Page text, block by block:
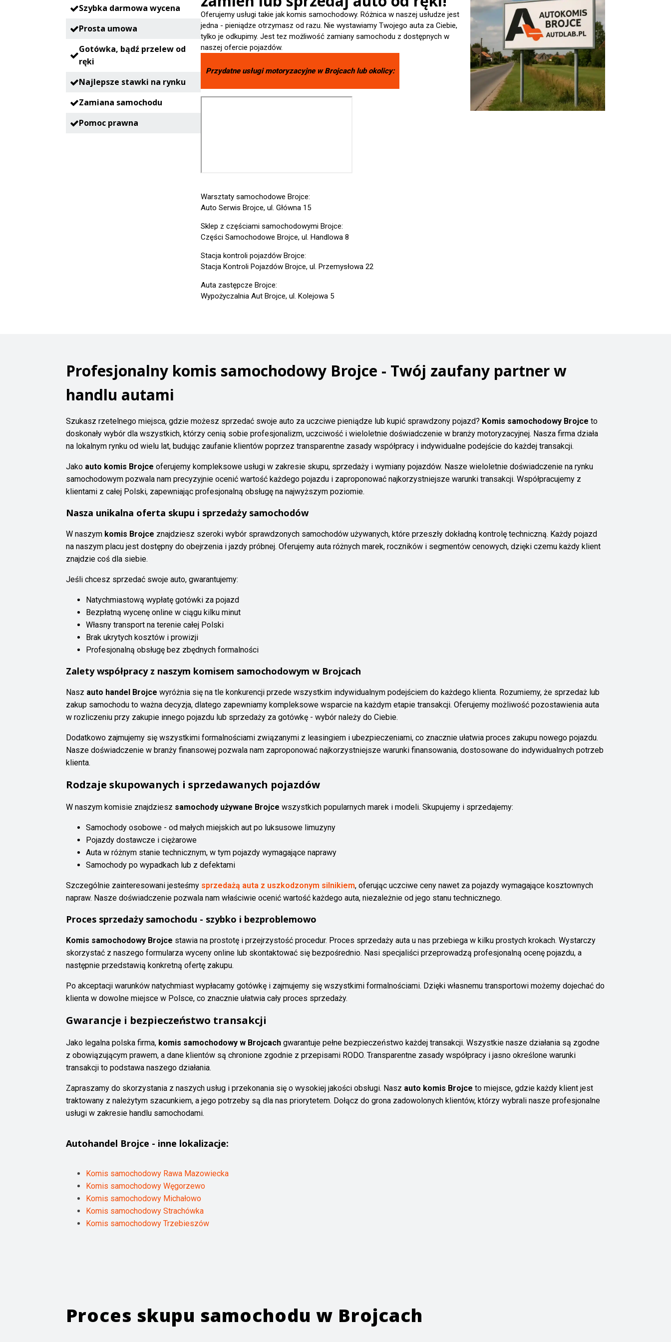
Szybka darmowa wycena
Prosta umowa
Gotówka, bądź przelew od
ręki
Najlepsze stawki na rynku
Zamiana samochodu
Pomoc prawna
Oferujemy usługi takie jak komis samochodowy. Różnica w naszej usłudze jest
jedna - pieniądze otrzymasz od razu. Nie wystawiamy Twojego auta za Ciebie,
tylko je odkupimy. Jest tez możliwość zamiany samochodu z dostępnych w
naszej ofercie pojazdów.
Przydatne usługi motoryzacyjne wBrojcachlub okolicy:
Warsztaty samochodowe Brojce:
Auto Serwis Brojce, ul. Główna 15
Sklep z częściami samochodowymi Brojce:
Części Samochodowe Brojce, ul. Handlowa 8
Stacja kontroli pojazdów Brojce:
Stacja Kontroli Pojazdów Brojce, ul. Przemysłowa 22
Auta zastępcze Brojce:
Wypożyczalnia Aut Brojce, ul. Kolejowa 5
Profesjonalny komis samochodowy Brojce - Twój zaufany partner w
handlu autami
Szukasz rzetelnego miejsca, gdzie możesz sprzedać swoje auto za uczciwe pieniądze lub kupić sprawdzony pojazd? Komis samochodowy Brojce to
doskonały wybór dla wszystkich, którzy cenią sobie profesjonalizm, uczciwość i wieloletnie doświadczenie w branży motoryzacyjnej. Nasza firma działa
na lokalnym rynku od wielu lat, budując zaufanie klientów poprzez transparentne zasady współpracy i indywidualne podejście do każdej transakcji.
Jako auto komis Brojce oferujemy kompleksowe usługi w zakresie skupu, sprzedaży i wymiany pojazdów. Nasze wieloletnie doświadczenie na rynku
samochodowym pozwala nam precyzyjnie ocenić wartość każdego pojazdu i zaproponować najkorzystniejsze warunki transakcji. Współpracujemy z
klientami z całej Polski, zapewniając profesjonalną obsługę na najwyższym poziomie.
Nasza unikalna oferta skupu i sprzedaży samochodów
W naszym komis Brojce znajdziesz szeroki wybór sprawdzonych samochodów używanych, które przeszły dokładną kontrolę techniczną. Każdy pojazd
na naszym placu jest dostępny do obejrzenia i jazdy próbnej. Oferujemy auta różnych marek, roczników i segmentów cenowych, dzięki czemu każdy klient
znajdzie coś dla siebie.
Jeśli chcesz sprzedać swoje auto, gwarantujemy:
Natychmiastową wypłatę gotówki za pojazd
Bezpłatną wycenę online w ciągu kilku minut
Własny transport na terenie całej Polski
Brak ukrytych kosztów i prowizji
Profesjonalną obsługę bez zbędnych formalności
Zalety współpracy z naszym komisem samochodowym w Brojcach
Nasz auto handel Brojce wyróżnia się na tle konkurencji przede wszystkim indywidualnym podejściem do każdego klienta. Rozumiemy, że sprzedaż lub
zakup samochodu to ważna decyzja, dlatego zapewniamy kompleksowe wsparcie na każdym etapie transakcji. Oferujemy możliwość pozostawienia auta
w rozliczeniu przy zakupie innego pojazdu lub sprzedaży za gotówkę - wybór należy do Ciebie.
Dodatkowo zajmujemy się wszystkimi formalnościami związanymi z leasingiem i ubezpieczeniami, co znacznie ułatwia proces zakupu nowego pojazdu.
Nasze doświadczenie w branży finansowej pozwala nam zaproponować najkorzystniejsze warunki finansowania, dostosowane do indywidualnych potrzeb
klienta.
Rodzaje skupowanych i sprzedawanych pojazdów
W naszym komisie znajdziesz samochody używane Brojce wszystkich popularnych marek i modeli. Skupujemy i sprzedajemy:
Samochody osobowe - od małych miejskich aut po luksusowe limuzyny
Pojazdy dostawcze i ciężarowe
Auta w różnym stanie technicznym, w tym pojazdy wymagające naprawy
Samochody po wypadkach lub z defektami
Szczególnie zainteresowani jesteśmy sprzedażą auta z uszkodzonym silnikiem, oferując uczciwe ceny nawet za pojazdy wymagające kosztownych
napraw. Nasze doświadczenie pozwala nam właściwie ocenić wartość każdego auta, niezależnie od jego stanu technicznego.
Proces sprzedaży samochodu - szybko i bezproblemowo
Komis samochodowy Brojce stawia na prostotę i przejrzystość procedur. Proces sprzedaży auta u nas przebiega w kilku prostych krokach. Wystarczy
skorzystać z naszego formularza wyceny online lub skontaktować się bezpośrednio. Nasi specjaliści przeprowadzą profesjonalną ocenę pojazdu, a
następnie przedstawią konkretną ofertę zakupu.
Po akceptacji warunków natychmiast wypłacamy gotówkę i zajmujemy się wszystkimi formalnościami. Dzięki własnemu transportowi możemy dojechać do
klienta w dowolne miejsce w Polsce, co znacznie ułatwia cały proces sprzedaży.
Gwarancje i bezpieczeństwo transakcji
Jako legalna polska firma, komis samochodowy w Brojcach gwarantuje pełne bezpieczeństwo każdej transakcji. Wszystkie nasze działania są zgodne
z obowiązującym prawem, a dane klientów są chronione zgodnie z przepisami RODO. Transparentne zasady współpracy i jasno określone warunki
transakcji to podstawa naszego działania.
Zapraszamy do skorzystania z naszych usług i przekonania się o wysokiej jakości obsługi. Nasz auto komis Brojce to miejsce, gdzie każdy klient jest
traktowany z należytym szacunkiem, a jego potrzeby są dla nas priorytetem. Dołącz do grona zadowolonych klientów, którzy wybrali nasze profesjonalne
usługi w zakresie handlu samochodami.
Autohandel Brojce - inne lokalizacje:
Komis samochodowy Rawa Mazowiecka
Komis samochodowy Węgorzewo
Komis samochodowy Michałowo
Komis samochodowy Strachówka
Komis samochodowy Trzebieszów
Proces skupu samochodu w Brojcach